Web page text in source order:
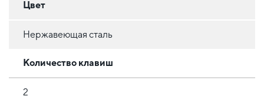
Цвет
Нержавеющая сталь
Количество клавиш
2